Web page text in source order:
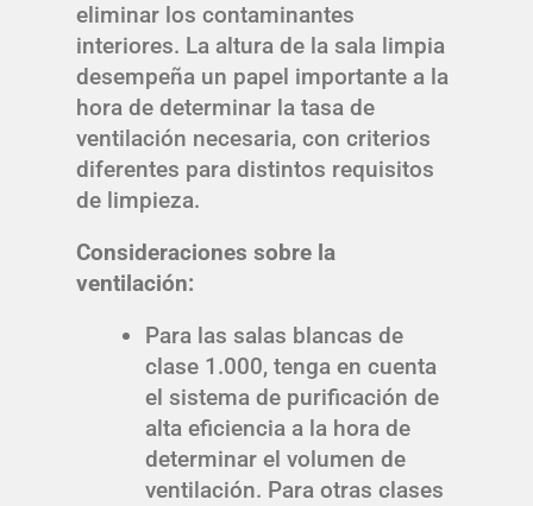
eliminar los contaminantes
interiores. La altura de la sala limpia
desempeña un papel importante a la
hora de determinar la tasa de
ventilación necesaria, con criterios
diferentes para distintos requisitos
de limpieza.
Consideraciones sobre la
ventilación:
Para las salas blancas de
clase 1.000, tenga en cuenta
el sistema de purificación de
alta eficiencia a la hora de
determinar el volumen de
ventilación. Para otras clases